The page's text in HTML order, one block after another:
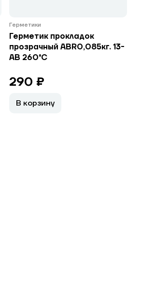
Герметики
Герметик прокладок
прозрачный ABR0,085кг. 13-
АВ 260°С
290 ₽
В корзину